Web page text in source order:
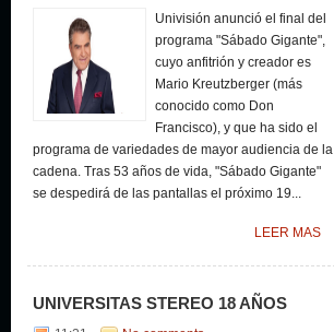
Univisión anunció el final del
programa "Sábado Gigante",
cuyo anfitrión y creador es
Mario Kreutzberger (más
conocido como Don
Francisco), y que ha sido el
programa de variedades de mayor audiencia de la
cadena. Tras 53 años de vida, "Sábado Gigante"
se despedirá de las pantallas el próximo 19...
LEER MAS
UNIVERSITAS STEREO 18 AÑOS